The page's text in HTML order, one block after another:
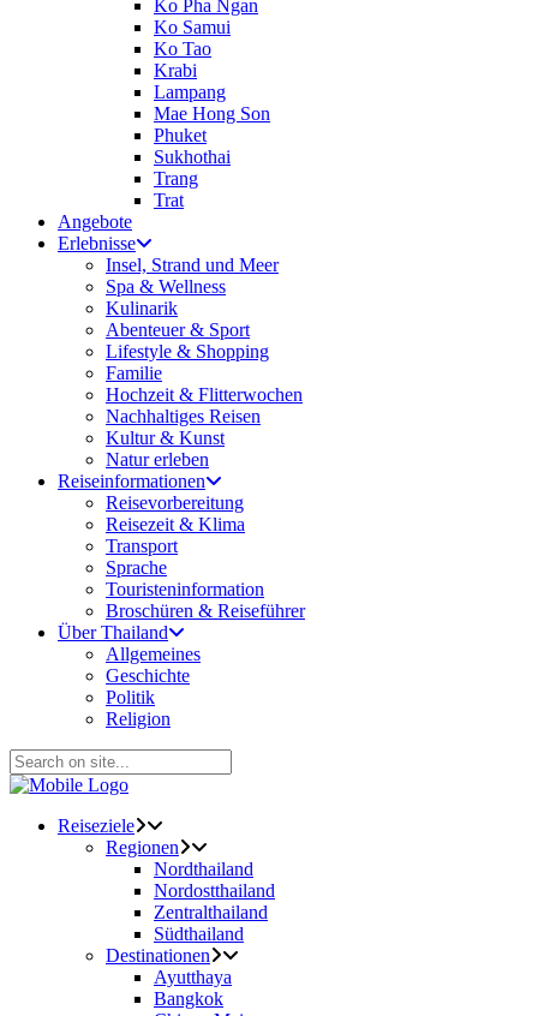
Ko Pha Ngan
Ko Samui
Ko Tao
Krabi
Lampang
Mae Hong Son
Phuket
Sukhothai
Trang
Trat
Angebote
Erlebnisse
Insel, Strand und Meer
Spa & Wellness
Kulinarik
Abenteuer & Sport
Lifestyle & Shopping
Familie
Hochzeit & Flitterwochen
Nachhaltiges Reisen
Kultur & Kunst
Natur erleben
Reiseinformationen
Reisevorbereitung
Reisezeit & Klima
Transport
Sprache
Touristeninformation
Broschüren & Reiseführer
Über Thailand
Allgemeines
Geschichte
Politik
Religion
Reiseziele
Regionen
Nordthailand
Nordostthailand
Zentralthailand
Südthailand
Destinationen
Ayutthaya
Bangkok